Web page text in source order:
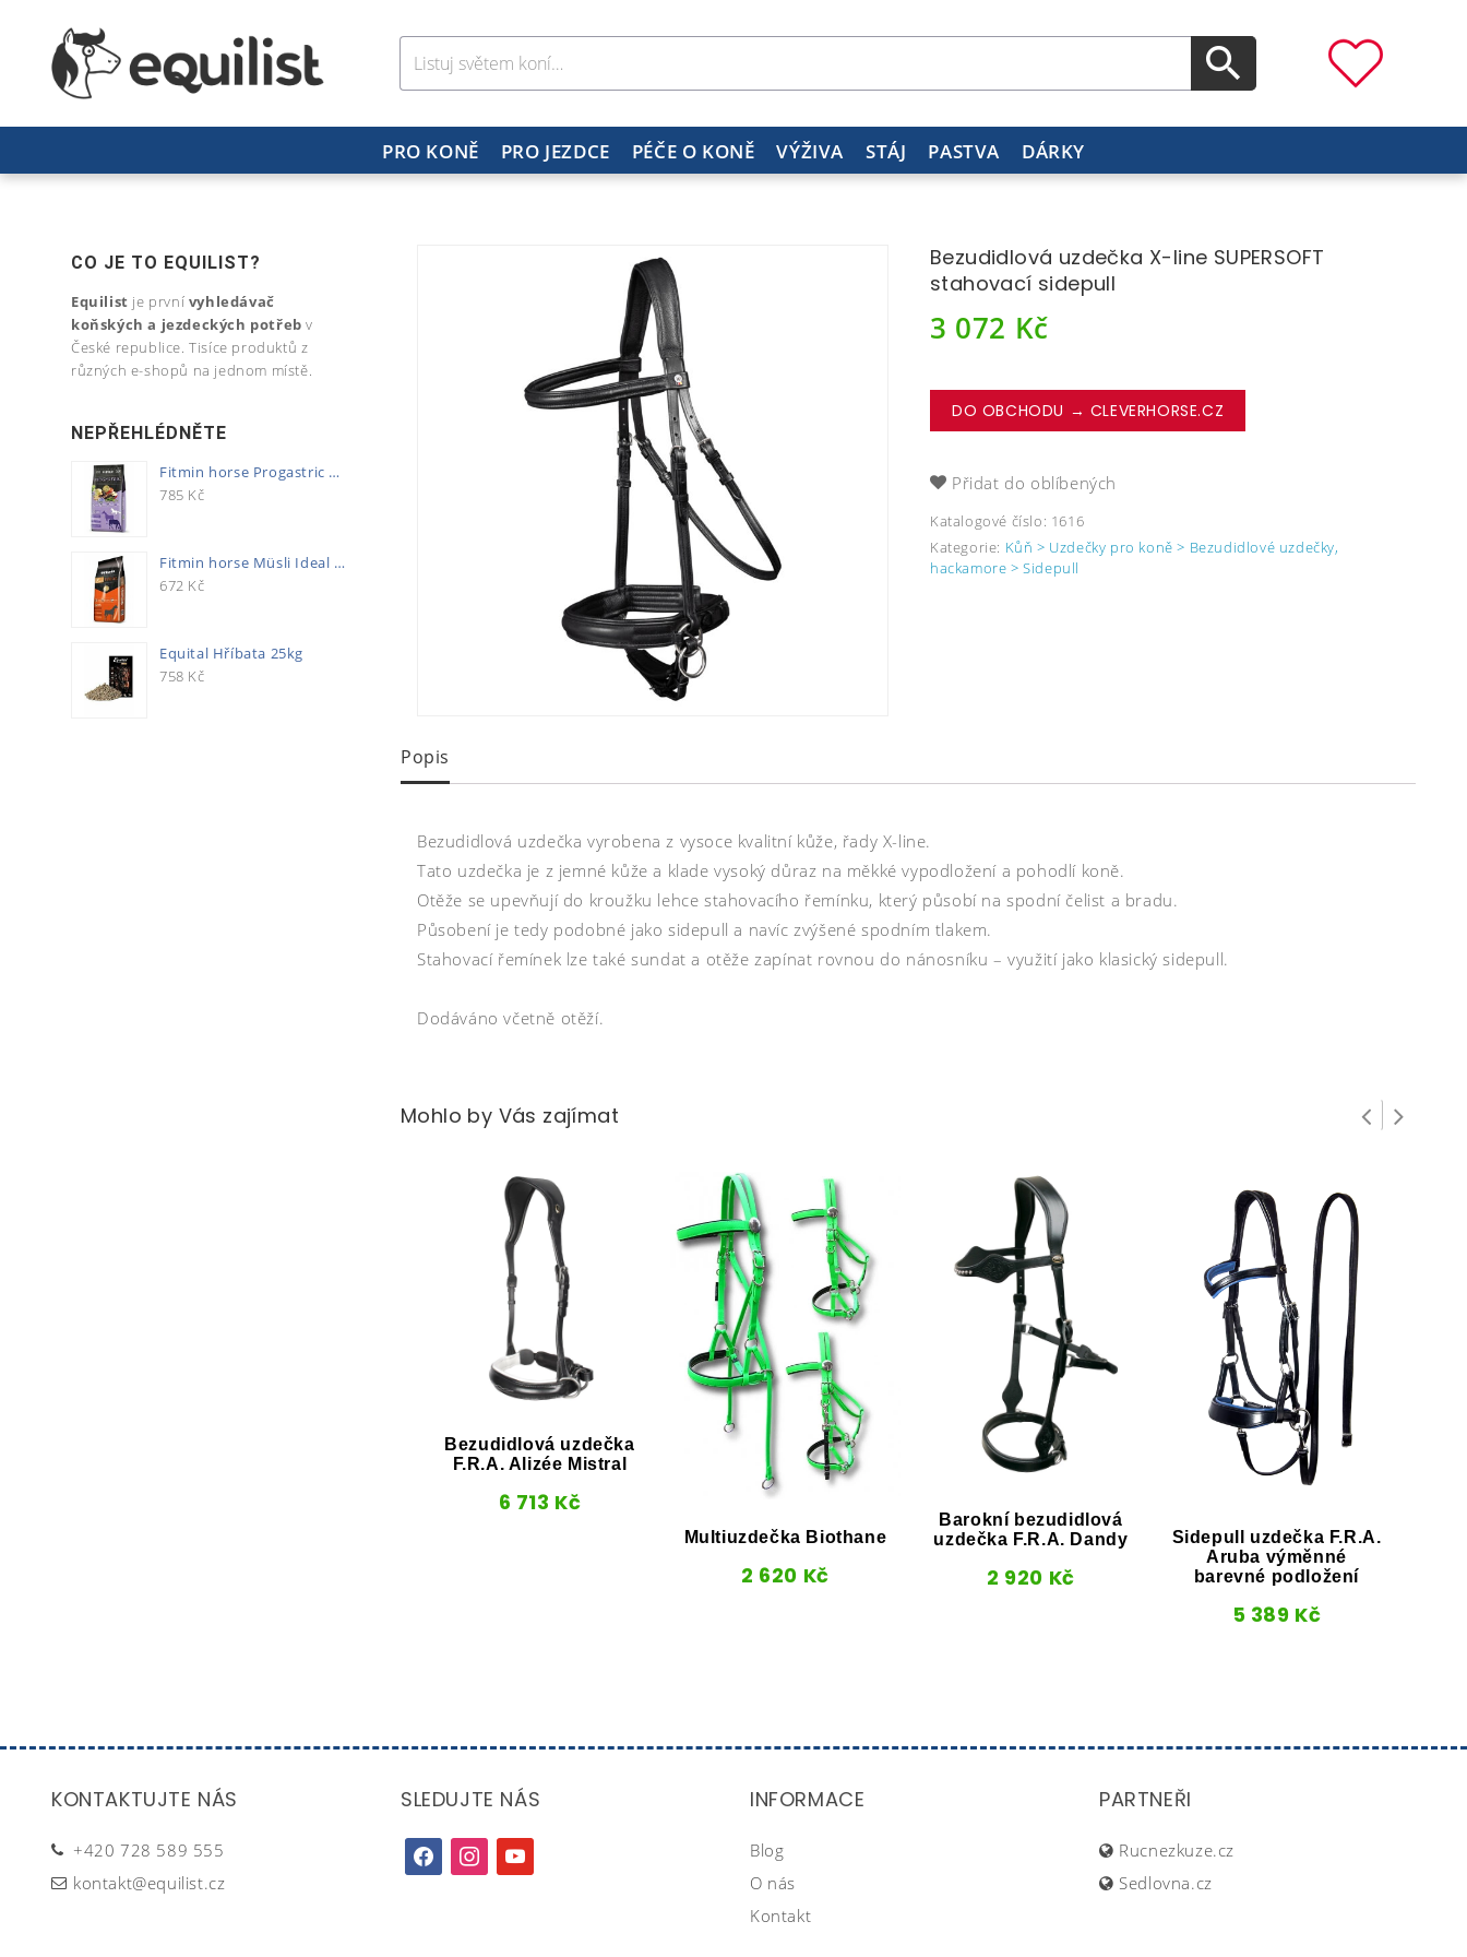
PRO KONĚ PRO JEZDCE PÉČE O KONĚ VÝŽIVA STÁJ PASTVA DÁRKY
Bezudidlová uzdečka X-line SUPERSOFT
stahovací sidepull
3 072 Kč
DO OBCHODU → CLEVERHORSE.CZ
Přidat do oblíbených
Katalogové číslo: 1616
Kategorie: Kůň > Uzdečky pro koně > Bezudidlové uzdečky,
hackamore > Sidepull
Popis
Bezudidlová uzdečka vyrobena z vysoce kvalitní kůže, řady X-line.
Tato uzdečka je z jemné kůže a klade vysoký důraz na měkké vypodložení a pohodlí koně.
Otěže se upevňují do kroužku lehce stahovacího řemínku, který působí na spodní čelist a bradu.
Působení je tedy podobné jako sidepull a navíc zvýšené spodním tlakem.
Stahovací řemínek lze také sundat a otěže zapínat rovnou do nánosníku – využití jako klasický sidepull.
Dodáváno včetně otěží.
Mohlo by Vás zajímat
Bezudidlová uzdečka
F.R.A. Alizée Mistral
6 713 Kč
Multiuzdečka Biothane
2 620 Kč
Barokní bezudidlová
uzdečka F.R.A. Dandy
2 920 Kč
Sidepull uzdečka F.R.A.
Aruba výměnné
barevné podložení
5 389 Kč
CO JE TO EQUILIST?
Equilist je první vyhledávač
koňských a jezdeckých potřeb v
České republice. Tisíce produktů z
různých e-shopů na jednom místě.
NEPŘEHLÉDNĚTE
Fitmin horse Progastric 20kg
785 Kč
Fitmin horse Müsli Ideal 20kg
672 Kč
Equital Hříbata 25kg
758 Kč
KONTAKTUJTE NÁS
+420 728 589 555
kontakt@equilist.cz
SLEDUJTE NÁS
facebookinstagramyoutube
INFORMACE
Blog
O nás
Kontakt
PARTNEŘI
Rucnezkuze.cz
Sedlovna.cz